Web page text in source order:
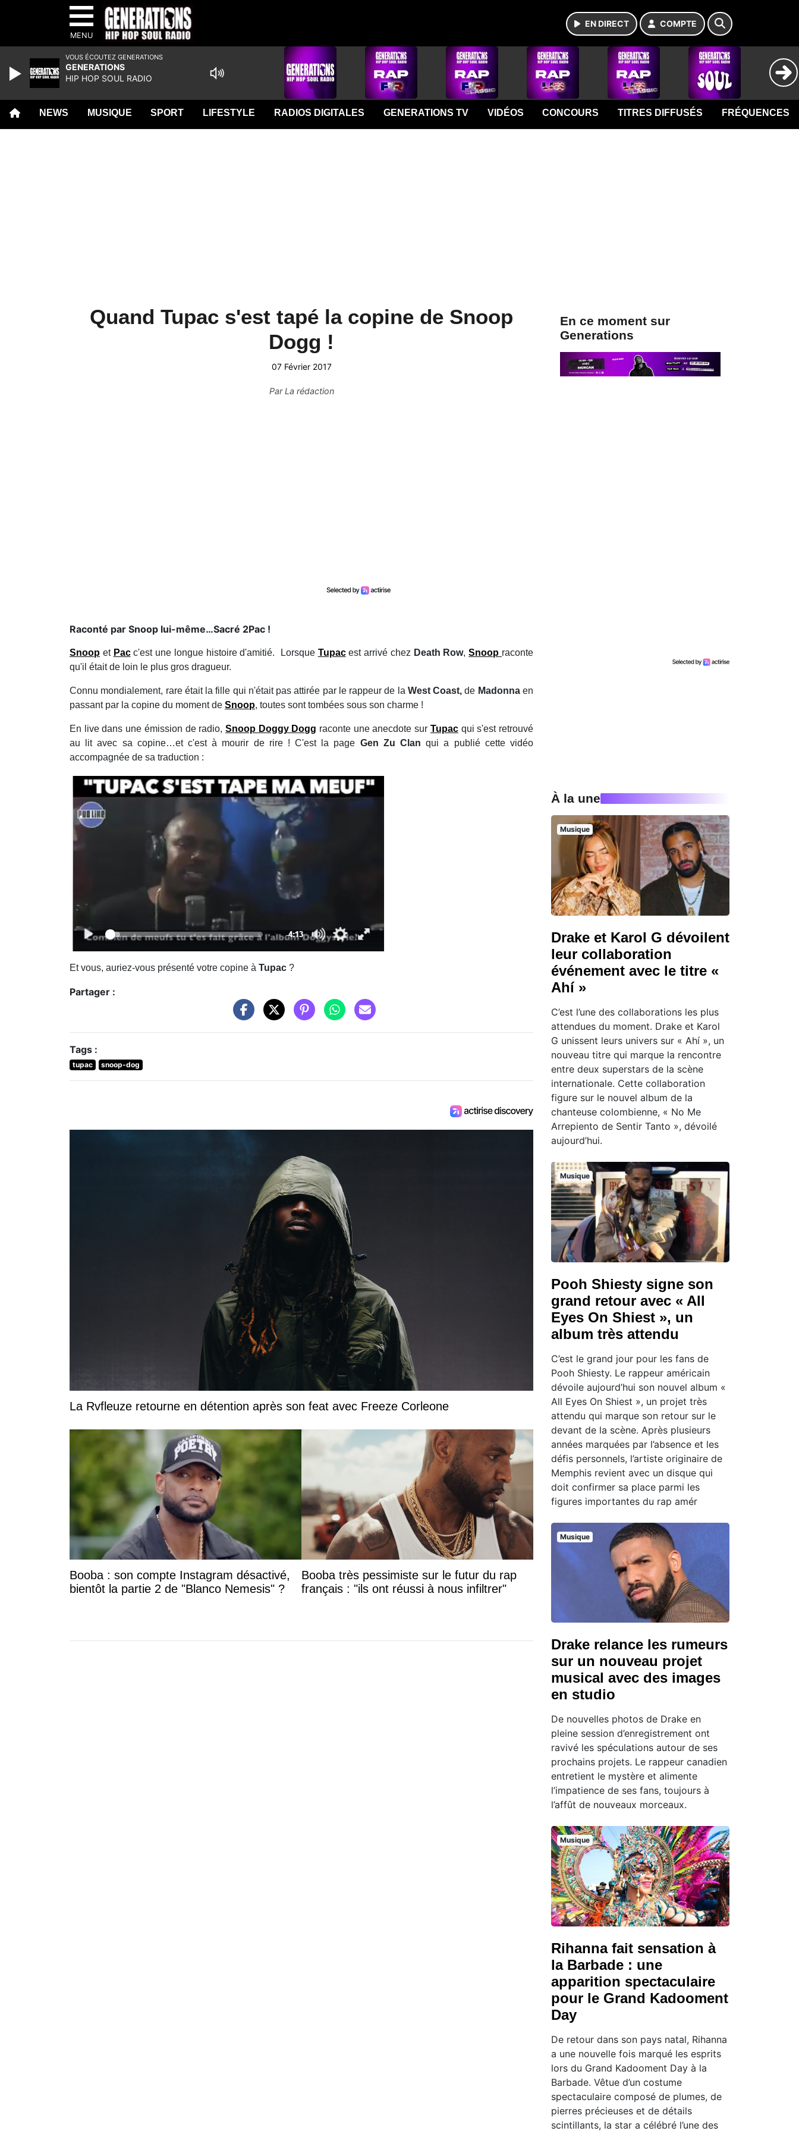
MENU
EN DIRECT COMPTE
NEWS MUSIQUE SPORT LIFESTYLE RADIOS DIGITALES GENERATIONS TV VIDÉOS CONCOURS TITRES DIFFUSÉS FRÉQUENCES
Quand Tupac s'est tapé la copine de Snoop
Dogg !
07 Février 2017
ParLa rédaction
Raconté par Snoop lui-même…Sacré 2Pac !
Snoop et Pacc'est une longue histoire d'amitié. Lorsque Tupacest arrivé chez Death Row,Snoop raconte
qu'il était de loin le plus gros dragueur.
Connu mondialement, rare était la fille qui n'était pas attirée par le rappeur de la West Coast, de Madonnaen
passant par la copine du moment de Snoop, toutes sont tombées sous son charme !
En live dans une émission de radio, Snoop Doggy Dogg raconte une anecdote sur Tupacqui s'est retrouvé
au lit avec sa copine…et c'est à mourir de rire ! C'est la page Gen Zu Clan qui a publié cette vidéo
accompagnée de sa traduction :
Et vous, auriez-vous présenté votre copine à Tupac ?
Partager :
Tags :
tupac snoop-dog
La Rvfleuze retourne en détention après son feat avec Freeze Corleone
Booba : son compte Instagram désactivé,
bientôt la partie 2 de "Blanco Nemesis" ?
Booba très pessimiste sur le futur du rap
français : "ils ont réussi à nous infiltrer"
En ce moment sur
Generations
À la une
Musique
Drake et Karol G dévoilent
leur collaboration
événement avec le titre «
Ahí »
C’est l’une des collaborations les plus
attendues du moment. Drake et Karol
G unissent leurs univers sur « Ahí », un
nouveau titre qui marque la rencontre
entre deux superstars de la scène
internationale. Cette collaboration
figure sur le nouvel album de la
chanteuse colombienne, « No Me
Arrepiento de Sentir Tanto », dévoilé
aujourd’hui.
Musique
Pooh Shiesty signe son
grand retour avec « All
Eyes On Shiest », un
album très attendu
C’est le grand jour pour les fans de
Pooh Shiesty. Le rappeur américain
dévoile aujourd’hui son nouvel album «
All Eyes On Shiest », un projet très
attendu qui marque son retour sur le
devant de la scène. Après plusieurs
années marquées par l’absence et les
défis personnels, l’artiste originaire de
Memphis revient avec un disque qui
doit confirmer sa place parmi les
figures importantes du rap amér
Musique
Drake relance les rumeurs
sur un nouveau projet
musical avec des images
en studio
De nouvelles photos de Drake en
pleine session d’enregistrement ont
ravivé les spéculations autour de ses
prochains projets. Le rappeur canadien
entretient le mystère et alimente
l’impatience de ses fans, toujours à
l’affût de nouveaux morceaux.
Musique
Rihanna fait sensation à
la Barbade : une
apparition spectaculaire
pour le Grand Kadooment
Day
De retour dans son pays natal, Rihanna
a une nouvelle fois marqué les esprits
lors du Grand Kadooment Day à la
Barbade. Vêtue d’un costume
spectaculaire composé de plumes, de
pierres précieuses et de détails
scintillants, la star a célébré l’une des
VOUS ÉCOUTEZ GENERATIONS
GENERATIONS
HIP HOP SOUL RADIO